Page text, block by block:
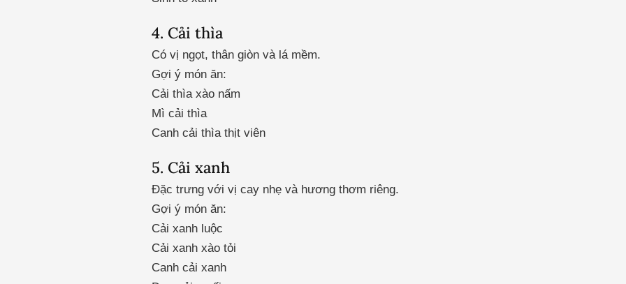
4. Cải thìa
Có vị ngọt, thân giòn và lá mềm.
Gợi ý món ăn:
Cải thìa xào nấm
Mì cải thìa
Canh cải thìa thịt viên
5. Cải xanh
Đặc trưng với vị cay nhẹ và hương thơm riêng.
Gợi ý món ăn:
Cải xanh luộc
Cải xanh xào tỏi
Canh cải xanh